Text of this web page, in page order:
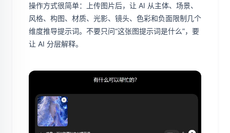
操作方式很简单：上传图片后，让 AI 从主体、场景、
风格、构图、材质、光影、镜头、色彩和负面限制几个
维度推导提示词。不要只问“这张图提示词是什么”，要
让 AI 分层解释。